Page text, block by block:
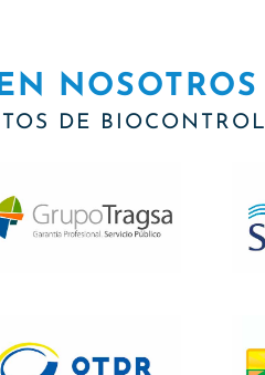
NOSOTROS
DE BIOCONTROL